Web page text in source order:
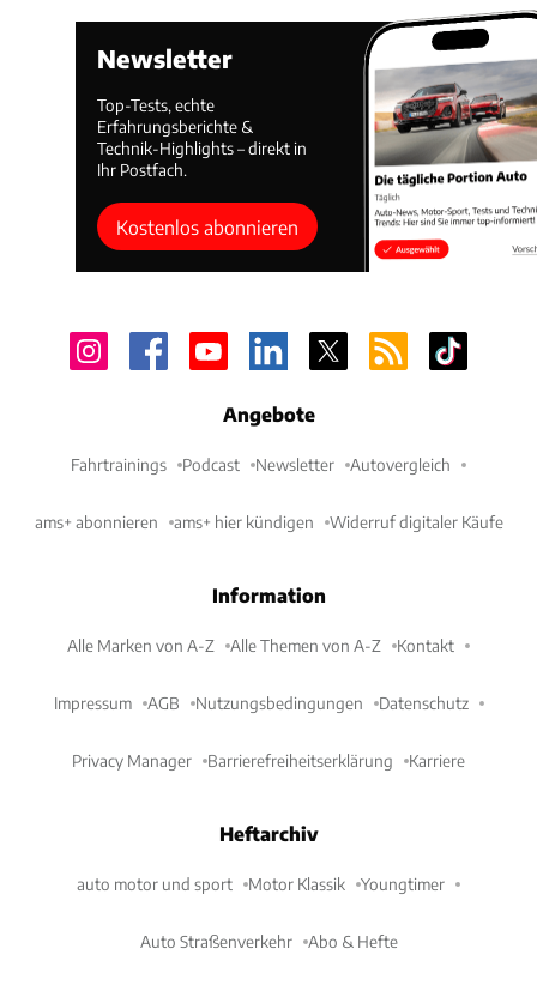
Newsletter
Top-Tests, echte
Erfahrungsberichte &
Technik-Highlights – direkt in
Ihr Postfach.
Kostenlos abonnieren
Angebote
Fahrtrainings Podcast Newsletter Autovergleich
ams+ abonnieren ams+ hier kündigen Widerruf digitaler Käufe
Information
Alle Marken von A-Z Alle Themen von A-Z Kontakt
Impressum AGB Nutzungsbedingungen Datenschutz
Privacy Manager Barrierefreiheitserklärung Karriere
Heftarchiv
auto motor und sport Motor Klassik Youngtimer
Auto Straßenverkehr Abo & Hefte